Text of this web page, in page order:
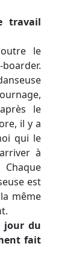
travail
le
le
il y a
qui le
à
est
même
jour du
fait